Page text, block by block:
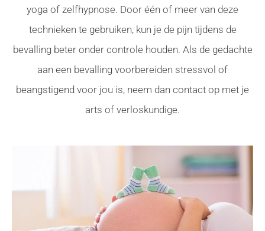
yoga of zelfhypnose. Door één of meer van deze
technieken te gebruiken, kun je de pijn tijdens de
bevalling beter onder controle houden. Als de gedachte
aan een bevalling voorbereiden stressvol of
beangstigend voor jou is, neem dan contact op met je
arts of verloskundige.